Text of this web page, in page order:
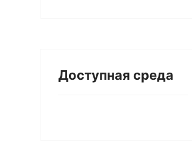
Доступная среда